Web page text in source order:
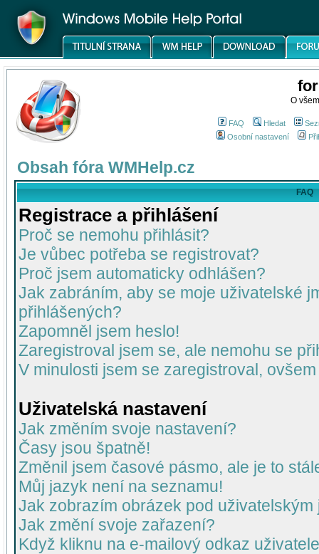
O
FAQ Hledat
Osobní nastavení
Obsah fóra WMHelp.cz
FAQ
Registrace a přihlášení
Proč se nemohu přihlásit?
Je vůbec potřeba se registrovat?
Proč jsem automaticky odhlášen?
Jak zabráním, aby se moje uživatelské
přihlášených?
Zapomněl jsem heslo!
Zaregistroval jsem se, ale nemohu se
V minulosti jsem se zaregistroval,
Uživatelská nastavení
Jak změním svoje nastavení?
Časy jsou špatně!
Změnil jsem časové pásmo, ale je to
Můj jazyk není na seznamu!
Jak zobrazím obrázek pod uživatelským
Jak změní svoje zařazení?
Když kliknu na e-mailový odkaz